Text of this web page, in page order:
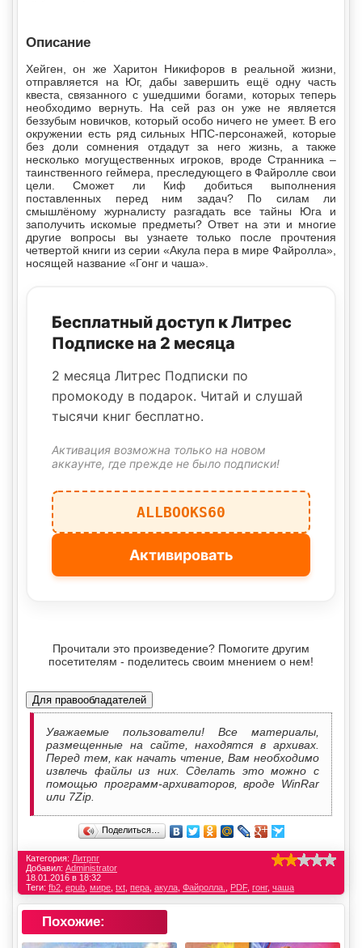
Описание
Хейген, он же Харитон Никифоров в реальной жизни,
отправляется на Юг, дабы завершить ещё одну часть
квеста, связанного с ушедшими богами, которых теперь
необходимо вернуть. На сей раз он уже не является
беззубым новичков, который особо ничего не умеет. В его
окружении есть ряд сильных НПС-персонажей, которые
без доли сомнения отдадут за него жизнь, а также
несколько могущественных игроков, вроде Странника –
таинственного геймера, преследующего в Файролле свои
цели. Сможет ли Киф добиться выполнения
поставленных перед ним задач? По силам ли
смышлёному журналисту разгадать все тайны Юга и
заполучить искомые предметы? Ответ на эти и многие
другие вопросы вы узнаете только после прочтения
четвертой книги из серии «Акула пера в мире Файролла»,
носящей название «Гонг и чаша».
Бесплатный доступ к Литрес
Подписке на 2 месяца
2 месяца Литрес Подписки по
промокоду в подарок. Читай и слушай
тысячи книг бесплатно.
Активация возможна только на новом
аккаунте, где прежде не было подписки!
ALLBOOKS60
Активировать
Прочитали это произведение? Помогите другим
посетителям - поделитесь своим мнением о нем!
Для правообладателей
Уважаемые пользователи! Все материалы,
размещенные на сайте, находятся в архивах.
Перед тем, как начать чтение, Вам необходимо
извлечь файлы из них. Сделать это можно с
помощью программ-архиваторов, вроде WinRar
или 7Zip.
Поделиться…
Категория: Литрпг
Добавил: Administrator
18.01.2016 в 18:32
Теги: fb2 epub мире txt пера акула Файролла. PDF, гонг, чаша
Похожие: